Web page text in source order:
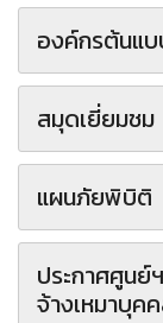
องค์กรต้นแ
สมุดเยี่ยมชม
แผนภัยพิบิติ
ประกาศศูนย์
จ้างเหมาบุค